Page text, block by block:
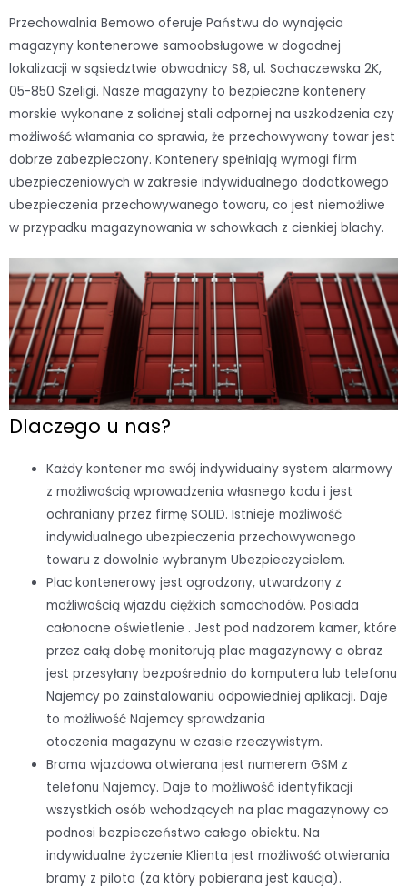
Przechowalnia Bemowo oferuje Państwu do wynajęcia
magazyny kontenerowe samoobsługowe w dogodnej
lokalizacji w sąsiedztwie obwodnicy S8, ul. Sochaczewska 2K,
05-850 Szeligi. Nasze magazyny to bezpieczne kontenery
morskie wykonane z solidnej stali odpornej na uszkodzenia czy
możliwość włamania co sprawia, że przechowywany towar jest
dobrze zabezpieczony. Kontenery spełniają wymogi firm
ubezpieczeniowych w zakresie indywidualnego dodatkowego
ubezpieczenia przechowywanego towaru, co jest niemożliwe
w przypadku magazynowania w schowkach z cienkiej blachy.
Dlaczego u nas?
Każdy kontener ma swój indywidualny system alarmowy
z możliwością wprowadzenia własnego kodu i jest
ochraniany przez firmę SOLID. Istnieje możliwość
indywidualnego ubezpieczenia przechowywanego
towaru z dowolnie wybranym Ubezpieczycielem.
Plac kontenerowy jest ogrodzony, utwardzony z
możliwością wjazdu ciężkich samochodów. Posiada
całonocne oświetlenie . Jest pod nadzorem kamer, które
przez całą dobę monitorują plac magazynowy a obraz
jest przesyłany bezpośrednio do komputera lub telefonu
Najemcy po zainstalowaniu odpowiedniej aplikacji. Daje
to możliwość Najemcy sprawdzania
otoczenia magazynu w czasie rzeczywistym.
Brama wjazdowa otwierana jest numerem GSM z
telefonu Najemcy. Daje to możliwość identyfikacji
wszystkich osób wchodzących na plac magazynowy co
podnosi bezpieczeństwo całego obiektu. Na
indywidualne życzenie Klienta jest możliwość otwierania
bramy z pilota (za który pobierana jest kaucja).